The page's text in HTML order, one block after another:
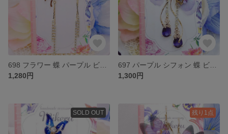
1,280円
1,300円
SOLD OUT 残り1点